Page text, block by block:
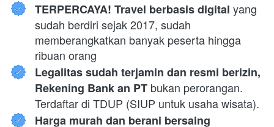
TERPERCAYA! Travel berbasis digital yang
sudah berdiri sejak 2017, sudah
memberangkatkan banyak peserta hingga
ribuan orang
Legalitas sudah terjamin dan resmi berizin,
Rekening Bank an PT bukan perorangan.
Terdaftar di TDUP (SIUP untuk usaha wisata).